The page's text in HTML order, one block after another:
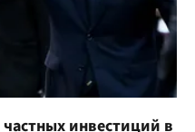
инвестиций в